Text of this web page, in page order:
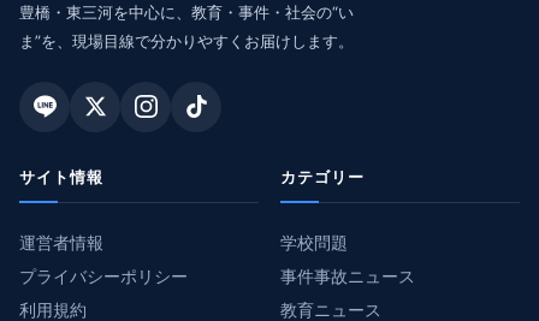
豊橋・東三河を中心に、教育・事件・社会の“い
ま”を、現場目線で分かりやすくお届けします。
サイト情報
運営者情報
プライバシーポリシー
利用規約
カテゴリー
学校問題
事件事故ニュース
教育ニュース